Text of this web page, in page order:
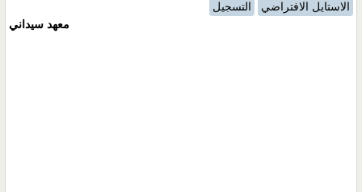
الاستايل الافتراضي
التسجيل
معهد سيداني